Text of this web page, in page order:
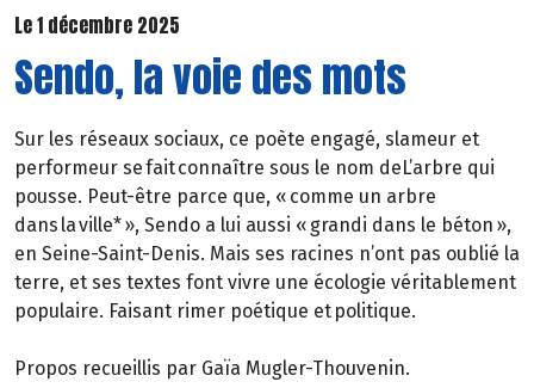
Le 1 décembre 2025
Sendo, la voie des mots
Sur les réseaux sociaux, ce poète engagé, slameur et
performeur se fait connaître sous le nom deL’arbre qui
pousse. Peut-être parce que, « comme un arbre
dans la ville* », Sendo a lui aussi « grandi dans le béton »,
en Seine-Saint-Denis. Mais ses racines n’ont pas oublié la
terre, et ses textes font vivre une écologie véritablement
populaire. Faisant rimer poétique et politique.
Propos recueillis par Gaïa Mugler-Thouvenin.